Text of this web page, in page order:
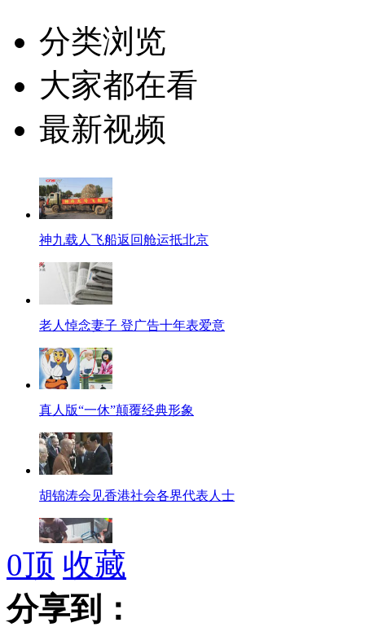
分类浏览
大家都在看
最新视频
神九载人飞船返回舱运抵北京
老人悼念妻子 登广告十年表爱意
真人版“一休”颠覆经典形象
胡锦涛会见香港社会各界代表人士
福利院铁链拴男孩 护工称无奈
0顶 收藏
分享到：